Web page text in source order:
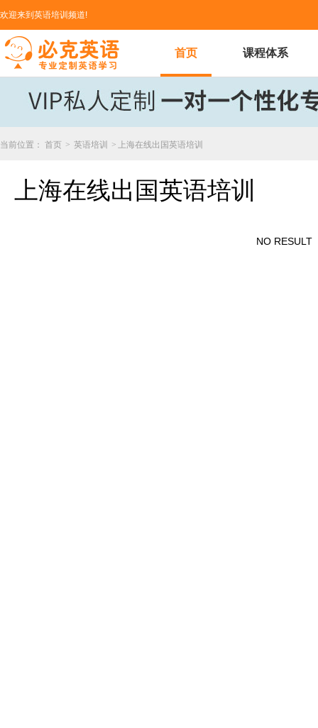
欢迎来到英语培训频道!
首页 课程体系
当前位置： 首页 > 英语培训 > 上海在线出国英语培训
上海在线出国英语培训
NO RESULT